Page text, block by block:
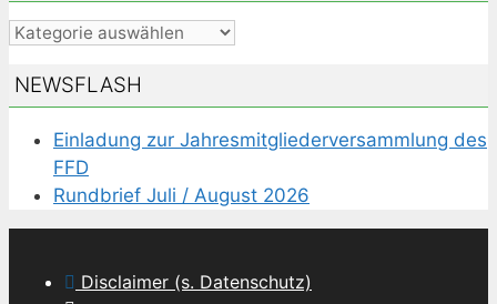
Kategorien
NEWSFLASH
Einladung zur Jahresmitgliederversammlung des
FFD
Rundbrief Juli / August 2026
Disclaimer (s. Datenschutz)